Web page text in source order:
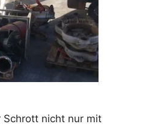
nicht nur mit